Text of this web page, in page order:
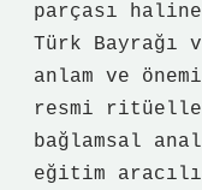
parçası
Türk Bayrağı
anlam ve
resmi
bağlamsal
eğitim